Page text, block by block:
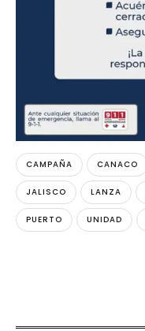
CAMPAÑA CANACO
JALISCO LANZA
PUERTO UNIDAD